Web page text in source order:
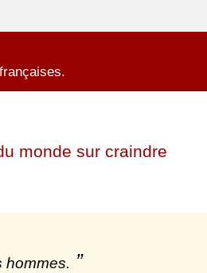
monde sur craindre
hommes.